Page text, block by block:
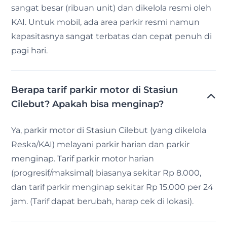
sangat besar (ribuan unit) dan dikelola resmi oleh
KAI. Untuk mobil, ada area parkir resmi namun
kapasitasnya sangat terbatas dan cepat penuh di
pagi hari.
Berapa tarif parkir motor di Stasiun
Cilebut? Apakah bisa menginap?
Ya, parkir motor di Stasiun Cilebut (yang dikelola
Reska/KAI) melayani parkir harian dan parkir
menginap. Tarif parkir motor harian
(progresif/maksimal) biasanya sekitar Rp 8.000,
dan tarif parkir menginap sekitar Rp 15.000 per 24
jam. (Tarif dapat berubah, harap cek di lokasi).